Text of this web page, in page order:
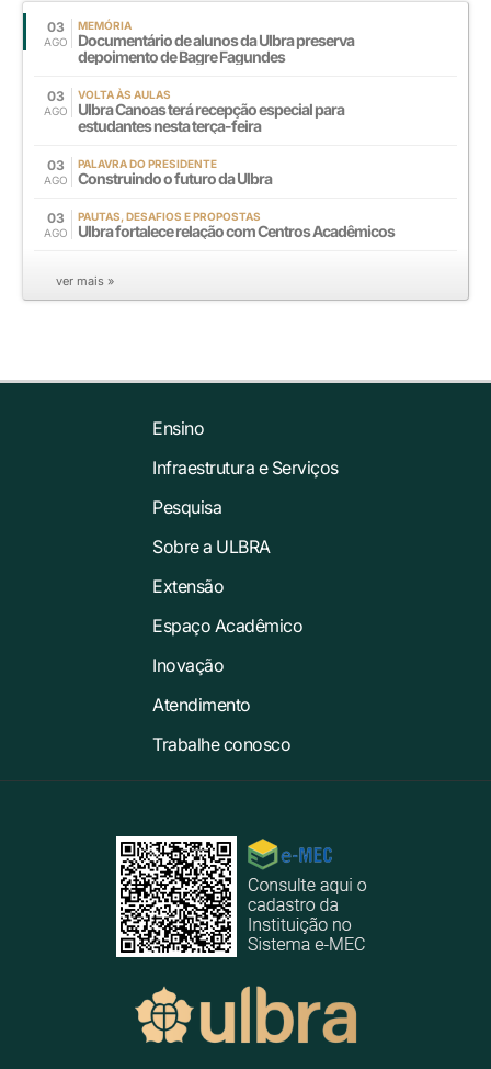
03
AGO
MEMÓRIA
Documentário de alunos da Ulbra preserva
depoimento de Bagre Fagundes
03
AGO
VOLTA ÀS AULAS
Ulbra Canoas terá recepção especial para
estudantes nesta terça-feira
03
AGO
PALAVRA DO PRESIDENTE
Construindo o futuro da Ulbra
03
AGO
PAUTAS, DESAFIOS E PROPOSTAS
Ulbra fortalece relação com Centros Acadêmicos
ver mais »
Ensino
Infraestrutura e Serviços
Pesquisa
Sobre a ULBRA
Extensão
Espaço Acadêmico
Inovação
Atendimento
Trabalhe conosco